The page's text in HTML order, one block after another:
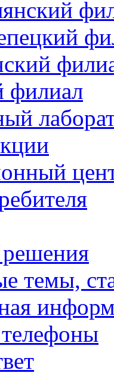
филиал
темы,